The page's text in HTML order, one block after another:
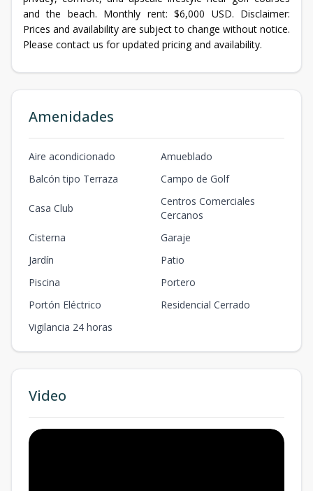
and the beach. Monthly rent: $6,000 USD. Disclaimer:
Prices and availability are subject to change without notice.
Please contact us for updated pricing and availability.
Amenidades
Aire acondicionado
Amueblado
Balcón tipo Terraza
Campo de Golf
Casa Club
Centros Comerciales
Cercanos
Cisterna
Garaje
Jardín
Patio
Piscina
Portero
Portón Eléctrico
Residencial Cerrado
Vigilancia 24 horas
Video